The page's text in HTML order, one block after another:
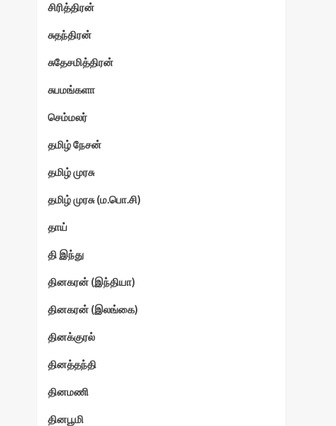
சிரித்திரன்
சுதந்திரன்
சுதேசமித்திரன்
சுபமங்களா
செம்மலர்
தமிழ் நேசன்
தமிழ் முரசு
தமிழ் முரசு (ம.பொ.சி)
தாய்
தி இந்து
தினகரன் (இந்தியா)
தினகரன் (இலங்கை)
தினக்குரல்
தினத்தந்தி
தினமணி
தினபூமி